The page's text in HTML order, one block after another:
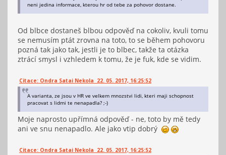
neni jedina informace, kterou hr od tebe za pohovor dostane.
Od blbce dostaneš blbou odpověď na cokoliv, kvuli tomu
se nemusím ptát zrovna na toto, to se během pohovoru
pozná tak jako tak, jestli je to blbec, takže ta otázka
ztrácí smysl i vzhledem k tomu, že je fuk, kde se vidim.
Citace: Ondra Satai Nekola 22. 05. 2017, 16:25:52
A varianta, ze jsou v HR ve velkem mnozstvi lidi, kteri maji schopnost
pracovat s lidmi te nenapadla? ;-)
Moje naprosto upřímná odpověď - ne, toto by mě tedy
ani ve snu nenapadlo. Ale jako vtip dobrý
Citace: Ondra Satai Nekola 22. 05. 2017, 16:25:52